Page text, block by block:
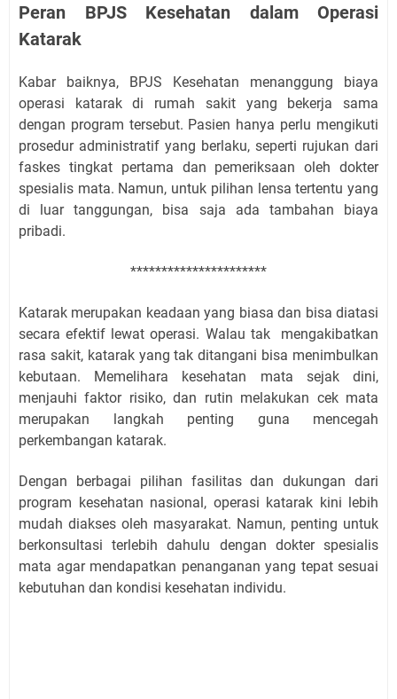
Peran BPJS Kesehatan dalam Operasi
Katarak
Kabar baiknya, BPJS Kesehatan menanggung biaya
operasi katarak di rumah sakit yang bekerja sama
dengan program tersebut. Pasien hanya perlu mengikuti
prosedur administratif yang berlaku, seperti rujukan dari
faskes tingkat pertama dan pemeriksaan oleh dokter
spesialis mata. Namun, untuk pilihan lensa tertentu yang
di luar tanggungan, bisa saja ada tambahan biaya
pribadi.
**********************
Katarak merupakan keadaan yang biasa dan bisa diatasi
secara efektif lewat operasi. Walau tak mengakibatkan
rasa sakit, katarak yang tak ditangani bisa menimbulkan
kebutaan. Memelihara kesehatan mata sejak dini,
menjauhi faktor risiko, dan rutin melakukan cek mata
merupakan langkah penting guna mencegah
perkembangan katarak.
Dengan berbagai pilihan fasilitas dan dukungan dari
program kesehatan nasional, operasi katarak kini lebih
mudah diakses oleh masyarakat. Namun, penting untuk
berkonsultasi terlebih dahulu dengan dokter spesialis
mata agar mendapatkan penanganan yang tepat sesuai
kebutuhan dan kondisi kesehatan individu.